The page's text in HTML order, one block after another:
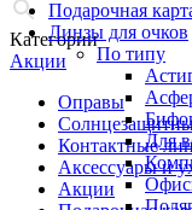
Категории
Акции
Оправы
Контактные
Аксессуары и
Акции
Подарочная
Линзы для очков
По типу
Для